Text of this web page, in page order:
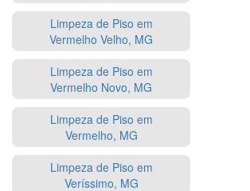
Limpeza de Piso em
Vermelho Velho, MG
Limpeza de Piso em
Vermelho Novo, MG
Limpeza de Piso em
Vermelho, MG
Limpeza de Piso em
Veríssimo, MG